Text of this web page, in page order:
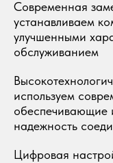
Современная
устанавливаем
улучшенными
обслуживанием
используем
обеспечивающие
надежность
Цифровая